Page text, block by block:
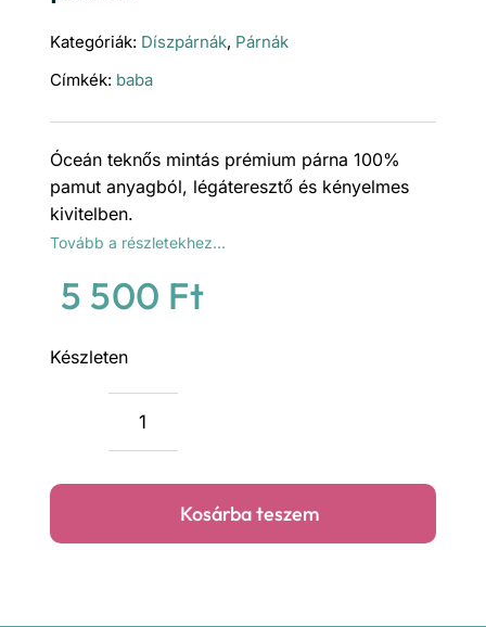
Kategóriák: Díszpárnák, Párnák
Címkék: baba
Óceán teknős mintás prémium párna 100%
pamut anyagból, légáteresztő és kényelmes
kivitelben.
Tovább a részletekhez…
5 500 Ft
Készleten
Óceán,
párnaKosárba teszem